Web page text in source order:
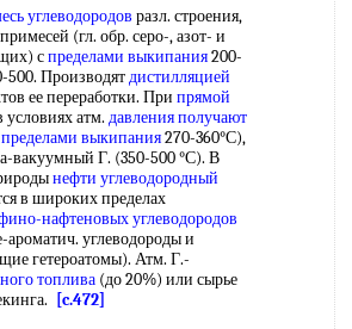
углеводородов разл. строения,
(гл. обр. серо-, азот- и
спределами выкипания200-
500. Производятдистилляцией
ее переработки. При прямой
условиях атм. давления получают
пределами выкипания270-360°С),
вакуумный Г. (350-500 °С). В
нефти углеводородный
в широких пределах
нафтеновых углеводородов
ароматич. углеводороды и
гетероатомы). Атм. Г.-
топлива (до 20%) или сырье
[c.472]